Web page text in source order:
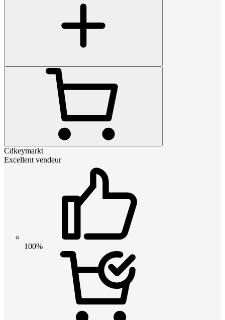
Cdkeymarkt
Excellent vendeur
100%